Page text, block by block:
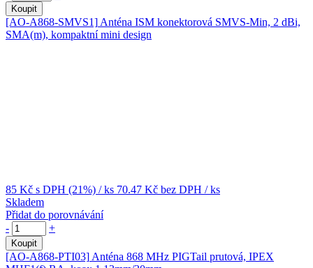
Koupit
[AO-A868-SMVS1] Anténa ISM konektorová SMVS-Min, 2 dBi,
SMA(m), kompaktní mini design
85 Kč s DPH (21%) / ks 70.47 Kč bez DPH / ks
Skladem
Přidat do porovnávání
-
+
Koupit
[AO-A868-PTI03] Anténa 868 MHz PIGTail prutová, IPEX